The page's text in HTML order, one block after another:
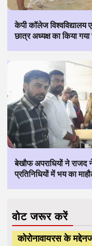
केपी कॉलेज
छात्र अध्यक्ष का किया
बेखौफ अपराधियों ने राजद
प्रतिनिधियों में भय का
वोट जरूर करें
कोरोनावायरस के